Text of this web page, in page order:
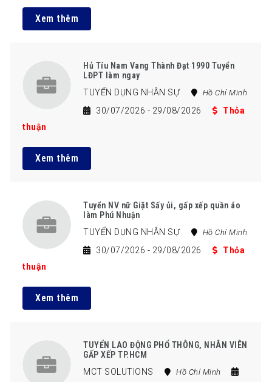
Xem thêm
Hủ Tíu Nam Vang Thành Đạt 1990 Tuyển
LĐPT làm ngay
TUYỂN DỤNG NHÂN SỰ
Hồ Chí Minh
30/07/2026 - 29/08/2026
Thỏa
thuận
Xem thêm
Tuyển NV nữ Giặt Sấy ủi, gấp xếp quần áo
làm Phú Nhuận
TUYỂN DỤNG NHÂN SỰ
Hồ Chí Minh
30/07/2026 - 29/08/2026
Thỏa
thuận
Xem thêm
TUYỂN LAO ĐỘNG PHỔ THÔNG, NHÂN VIÊN
GẤP XẾP TP.HCM
MCT SOLUTIONS
Hồ Chí Minh